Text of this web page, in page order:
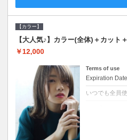
【カラー】
【大人気♪】カラー(全体)＋カット
￥12,000
Terms of use
Expiration Date
いつでも全員